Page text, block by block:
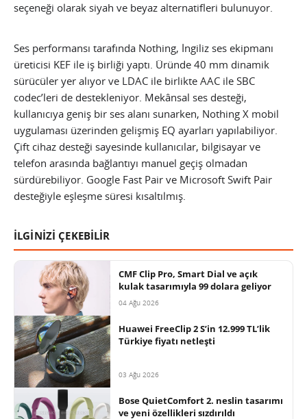
seçeneği olarak siyah ve beyaz alternatifleri bulunuyor.
Ses performansı tarafında Nothing, İngiliz ses ekipmanı
üreticisi KEF ile iş birliği yaptı. Üründe 40 mm dinamik
sürücüler yer alıyor ve LDAC ile birlikte AAC ile SBC
codec’leri de destekleniyor. Mekânsal ses desteği,
kullanıcıya geniş bir ses alanı sunarken, Nothing X mobil
uygulaması üzerinden gelişmiş EQ ayarları yapılabiliyor.
Çift cihaz desteği sayesinde kullanıcılar, bilgisayar ve
telefon arasında bağlantıyı manuel geçiş olmadan
sürdürebiliyor. Google Fast Pair ve Microsoft Swift Pair
desteğiyle eşleşme süresi kısaltılmış.
İLGİNİZİ ÇEKEBİLİR
CMF Clip Pro, Smart Dial ve açık
kulak tasarımıyla 99 dolara geliyor
04 Ağu 2026
Huawei FreeClip 2 S’in 12.999 TL’lik
Türkiye fiyatı netleşti
03 Ağu 2026
Bose QuietComfort 2. neslin tasarımı
ve yeni özellikleri sızdırıldı